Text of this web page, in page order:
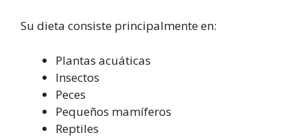
Su dieta consiste principalmente en:
Plantas acuáticas
Insectos
Peces
Pequeños mamíferos
Reptiles